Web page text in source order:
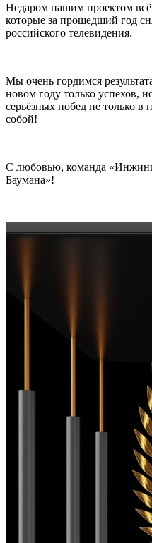
Недаром нашим проектом
которые за прошедший год
российского телевидения.
Мы очень гордимся
новом году только успехов,
серьёзных побед не только
собой!
С любовью, команда
Баумана»!